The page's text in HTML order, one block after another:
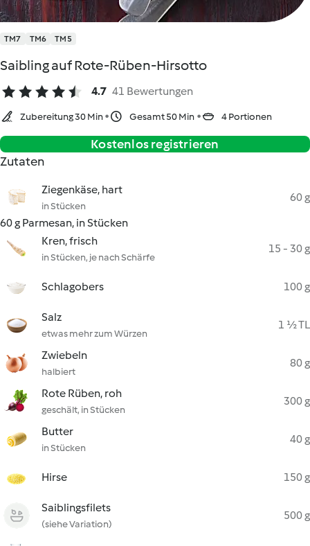
TM7 TM6 TM5
Saibling auf Rote-Rüben-Hirsotto
4.7 41 Bewertungen
Zubereitung 30 Min Gesamt 50 Min 4 Portionen
Kostenlos registrieren
Zutaten
Ziegenkäse, hart
in Stücken
60 g
60 g Parmesan, in Stücken
Kren, frisch
in Stücken, je nach Schärfe
15 - 30 g
Schlagobers 100 g
Salz
etwas mehr zum Würzen
1 ½ TL
Zwiebeln
halbiert
80 g
Rote Rüben, roh
geschält, in Stücken
300 g
Butter
in Stücken
40 g
Hirse 150 g
Saiblingsfilets
(siehe Variation)
500 g